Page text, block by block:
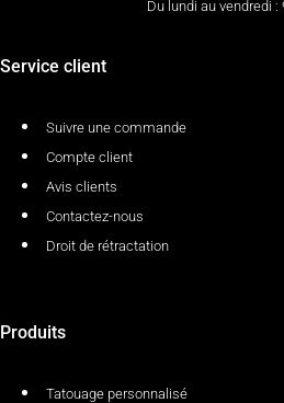
Du lundi au vendredi :
Service client
Suivre une commande
Compte client
Avis clients
Contactez-nous
Droit de rétractation
Produits
Tatouage personnalisé